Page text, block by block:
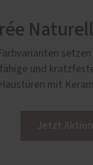
und
mit